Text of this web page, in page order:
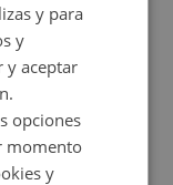
y para
y
y aceptar
opciones
momento
y